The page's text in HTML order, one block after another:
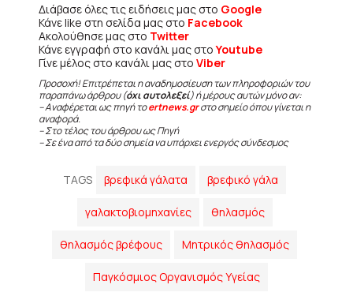
Διάβασε όλες τις ειδήσεις μας στο Google
Κάνε like στη σελίδα μας στο Facebook
Ακολούθησε μας στο Twitter
Κάνε εγγραφή στο κανάλι μας στοYoutube
Γίνε μέλος στο κανάλι μας στο Viber
Προσοχή! Επιτρέπεται η αναδημοσίευση των πληροφοριών του
παραπάνω άρθρου (όχι αυτολεξεί) ή μέρους αυτών μόνο αν:
– Αναφέρεται ως πηγή τοertnews.grστο σημείο όπου γίνεται η
αναφορά.
– Στο τέλος του άρθρου ως Πηγή
– Σε ένα από τα δύο σημεία να υπάρχει ενεργός σύνδεσμος
TAGS βρεφικά γάλατα βρεφικό γάλα
γαλακτοβιομηχανίες θηλασμός
θηλασμός βρέφους Μητρικός θηλασμός
Παγκόσμιος Οργανισμός Υγείας